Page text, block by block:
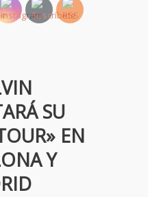
SU
EN
Y